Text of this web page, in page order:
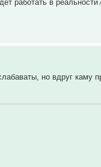
работать в
но вдруг